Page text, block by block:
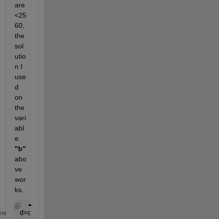
are
<25
60,
the
sol
utio
n I
use
d
on
the
vari
abl
"b"
abo
ve
wor
ks.
d=c(c<2560)